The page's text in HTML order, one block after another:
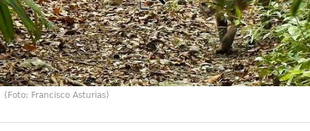
(Foto: Francisco Asturias)